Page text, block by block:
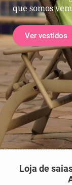
que somos
Ver vestidos
Loja de